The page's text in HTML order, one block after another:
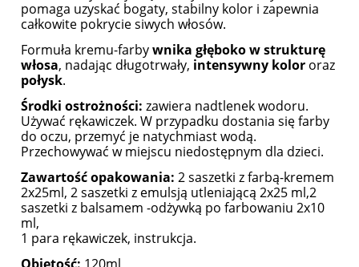
pomaga uzyskać bogaty, stabilny kolor i zapewnia
całkowite pokrycie siwych włosów.
Formuła kremu-farbywnika głęboko w strukturę
włosa, nadając długotrwały, intensywny kolor oraz
połysk.
Środki ostrożności: zawiera nadtlenek wodoru.
Używać rękawiczek. W przypadku dostania się farby
do oczu, przemyć je natychmiast wodą.
Przechowywać w miejscu niedostępnym dla dzieci.
Zawartość opakowania: 2 saszetki z farbą-kremem
2x25ml, 2 saszetki z emulsją utleniającą 2x25 ml,2
saszetki z balsamem -odżywką po farbowaniu 2x10
ml,
1 para rękawiczek, instrukcja.